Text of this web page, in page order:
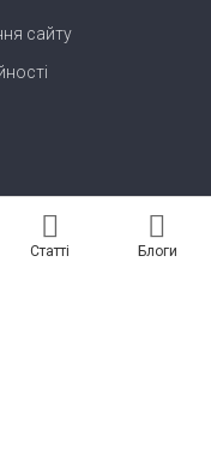
сайту
Статті Блоги